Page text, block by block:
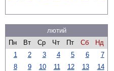
лютий
Пн
Вт Ср Чт Пт Сб
Нд
1
2 3 4 5 6
7
8
9 10 11 12 13
14